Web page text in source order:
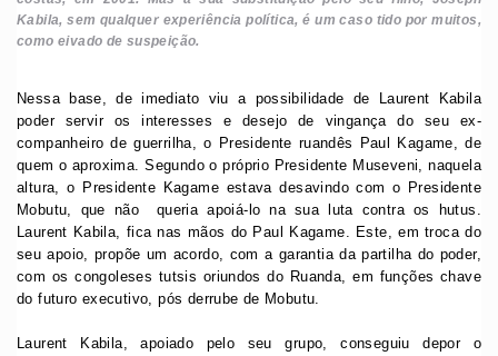
Kabila, sem qualquer experiência política, é um caso tido por muitos,
como eivado de suspeição.
Nessa base, de imediato viu a possibilidade de Laurent Kabila
poder servir os interesses e desejo de vingança do seu ex-
companheiro de guerrilha, o Presidente ruandês Paul Kagame, de
quem o aproxima. Segundo o próprio Presidente Museveni, naquela
altura, o Presidente Kagame estava desavindo com o Presidente
Mobutu, que não queria apoiá-lo na sua luta contra os hutus.
Laurent Kabila, fica nas mãos do Paul Kagame. Este, em troca do
seu apoio, propõe um acordo, com a garantia da partilha do poder,
com os congoleses tutsis oriundos do Ruanda, em funções chave
do futuro executivo, pós derrube de Mobutu.
Laurent Kabila, apoiado pelo seu grupo, conseguiu depor o